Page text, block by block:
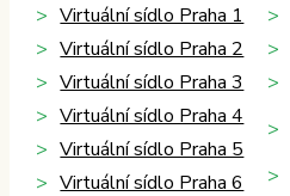
Virtuální sídlo Praha 1
Virtuální sídlo Praha 2
Virtuální sídlo Praha 3
Virtuální sídlo Praha 4
Virtuální sídlo Praha 5
Virtuální sídlo Praha 6